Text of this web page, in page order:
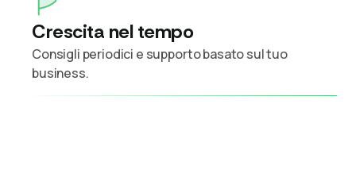
Crescita nel tempo
Consigli periodici e supporto basato sul tuo
business.